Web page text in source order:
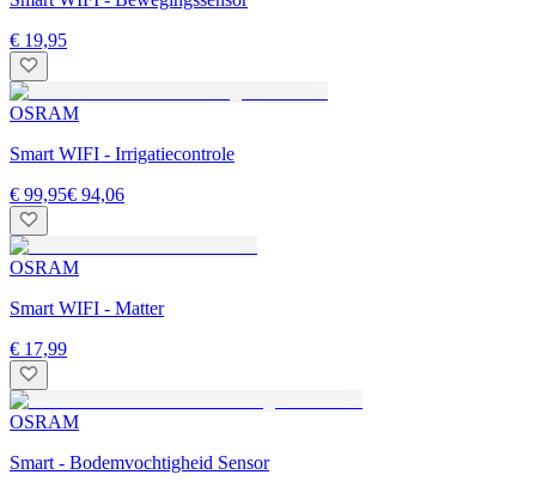
€ 19,95
OSRAM
Smart WIFI - Irrigatiecontrole
€ 99,95€ 94,06
OSRAM
Smart WIFI - Matter
€ 17,99
OSRAM
Smart - Bodemvochtigheid Sensor